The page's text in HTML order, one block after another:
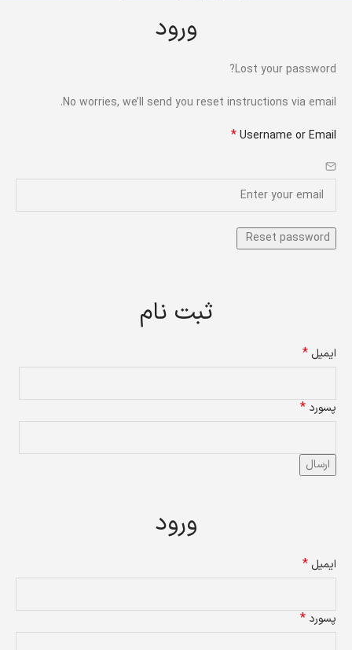
ورود
Lost your password?
No worries, we’ll send you reset instructions via email.
Username or Email
*
ثبت نام
ایمیل *
پسورد *
ارسال
ورود
ایمیل *
پسورد *